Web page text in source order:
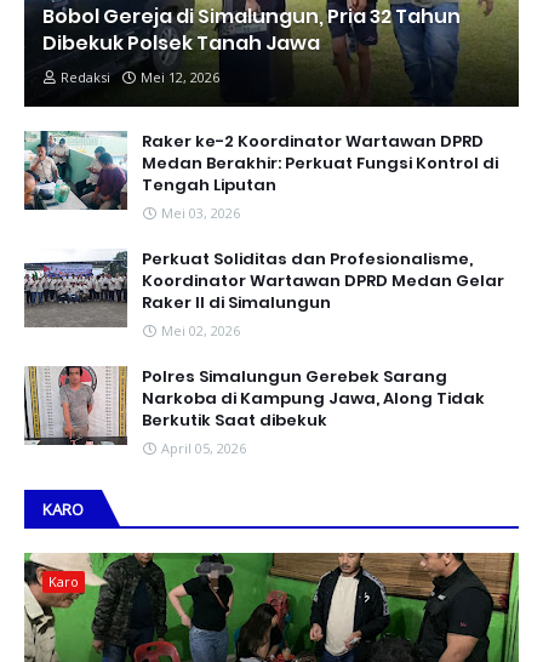
Bobol Gereja di Simalungun, Pria 32 Tahun
Dibekuk Polsek Tanah Jawa
Redaksi Mei 12, 2026
Raker ke-2 Koordinator Wartawan DPRD
Medan Berakhir: Perkuat Fungsi Kontrol di
Tengah Liputan
Mei 03, 2026
Perkuat Soliditas dan Profesionalisme,
Koordinator Wartawan DPRD Medan Gelar
Raker II di Simalungun
Mei 02, 2026
Polres Simalungun Gerebek Sarang
Narkoba di Kampung Jawa, Along Tidak
Berkutik Saat dibekuk
April 05, 2026
KARO
Karo